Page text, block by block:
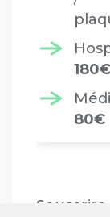
180€
80€